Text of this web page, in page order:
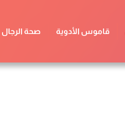
قاموس الأدوية صحة الرجال